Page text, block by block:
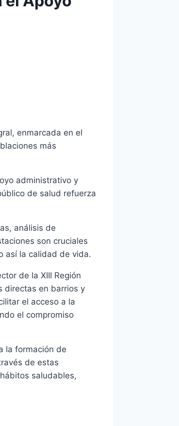
enmarcada en el
más
administrativo y
de salud refuerza
análisis de
son cruciales
así la calidad de vida.
de la XIII Región
directas en barrios y
el acceso a la
el compromiso
la formación de
de estas
saludables,